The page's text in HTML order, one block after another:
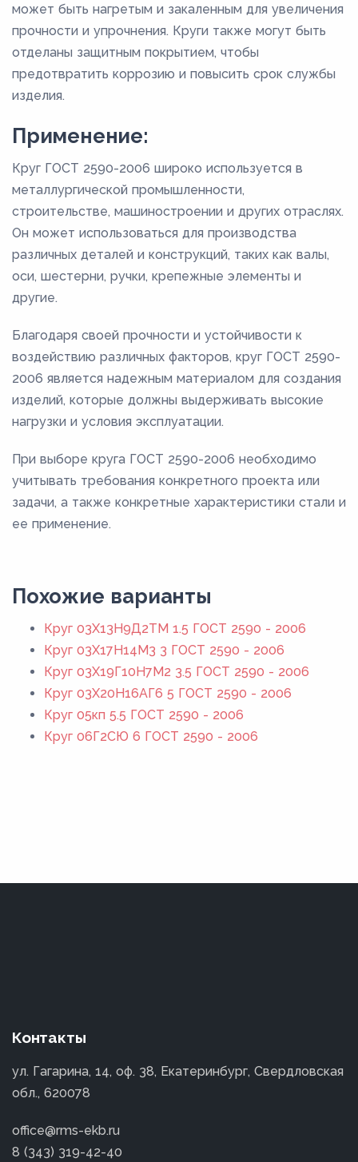
может быть нагретым и закаленным для увеличения
прочности и упрочнения. Круги также могут быть
отделаны защитным покрытием, чтобы
предотвратить коррозию и повысить срок службы
изделия.
Применение:
Круг ГОСТ 2590-2006 широко используется в
металлургической промышленности,
строительстве, машиностроении и других отраслях.
Он может использоваться для производства
различных деталей и конструкций, таких как валы,
оси, шестерни, ручки, крепежные элементы и
другие.
Благодаря своей прочности и устойчивости к
воздействию различных факторов, круг ГОСТ 2590-
2006 является надежным материалом для создания
изделий, которые должны выдерживать высокие
нагрузки и условия эксплуатации.
При выборе круга ГОСТ 2590-2006 необходимо
учитывать требования конкретного проекта или
задачи, а также конкретные характеристики стали и
ее применение.
Похожие варианты
Круг 03Х13Н9Д2ТМ 1.5 ГОСТ 2590 - 2006
Круг 03Х17Н14М3 3 ГОСТ 2590 - 2006
Круг 03Х19Г10Н7М2 3.5 ГОСТ 2590 - 2006
Круг 03Х20Н16АГ6 5 ГОСТ 2590 - 2006
Круг 05кп 5.5 ГОСТ 2590 - 2006
Круг 06Г2СЮ 6 ГОСТ 2590 - 2006
Контакты
ул. Гагарина, 14, оф. 38, Екатеринбург, Свердловская
обл., 620078
office@rms-ekb.ru
8 (343) 319-42-40